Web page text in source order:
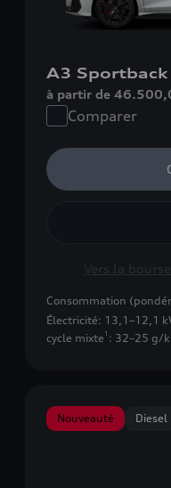
A3
à partir de
Comparer
Vers la
Consommation
Électricité: 13,1–12,1
cycle mixte 1 : 32–25 g/
Nouveauté Diesel